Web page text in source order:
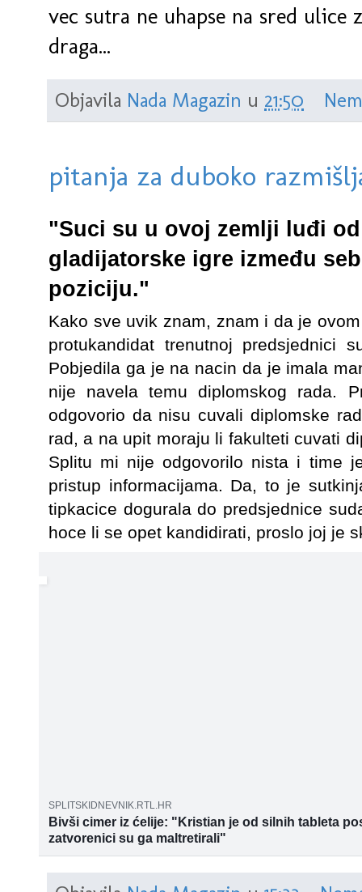
vec sutra ne uhapse na sred ulice
draga...
Objavila Nada Magazin u 21:50
pitanja za duboko
"Suci su u ovoj zemlji luđi
gladijatorske igre između
poziciju."
Kako sve uvik znam, znam i da je
protukandidat trenutnoj predsjednici
Pobjedila ga je na nacin da je imala
nije navela temu diplomskog rada.
odgovorio da nisu cuvali diplomske
rad, a na upit moraju li fakulteti cuvati
Splitu mi nije odgovorilo nista i time
pristup informacijama. Da, to je
tipkacice dogurala do predsjednice
hoce li se opet kandidirati, proslo joj je
SPLITSKIDNEVNIK.RTL.HR
Bivši cimer iz ćelije: "Kristian je od silnih tableta
zatvorenici su ga maltretirali"
Obdukcija na tijelu 18-godišnjeg Kristiana Vukasovića koji je
splitskoj bolnici, nakon što je u nju u komatoznom stanju